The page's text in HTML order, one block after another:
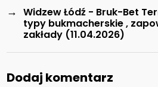
→ Widzew Łódź - Bruk-Bet
typy bukmacherskie ,
zakłady (11.04.2026)
Dodaj komentarz